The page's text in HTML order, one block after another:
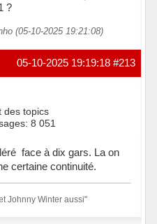
?
(05-10-2025 19:21:08)
#213
05-10-2025 19:19:18
des topics
8 051
face à dix gars. La on
certaine continuité.
Johnny Winter aussi"